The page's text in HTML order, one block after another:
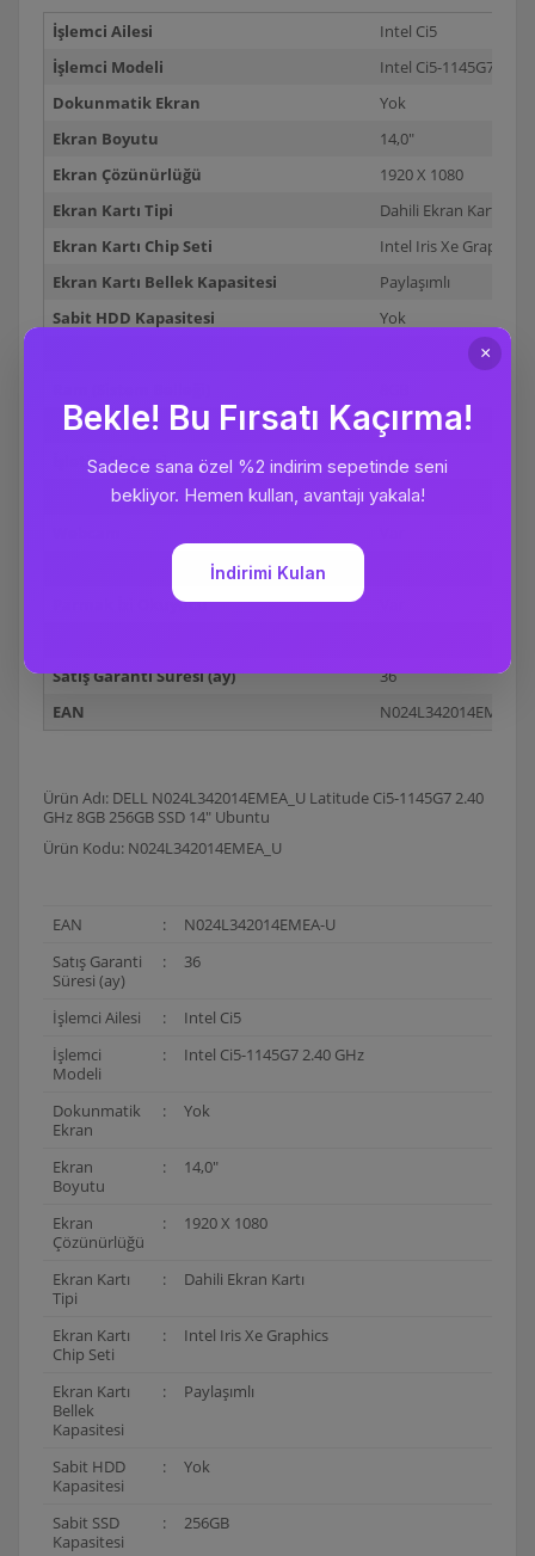
İşlemci Ailesi
Intel Ci5
İşlemci Modeli
Intel Ci5-1145G7 2.40
Dokunmatik Ekran
Yok
Ekran Boyutu
14,0"
Ekran Çözünürlüğü
1920 X 1080
Ekran Kartı Tipi
Dahili Ekran Kartı
Ekran Kartı Chip Seti
Intel Iris Xe Graphics
Ekran Kartı Bellek Kapasitesi
Paylaşımlı
Sabit HDD Kapasitesi
Yok
RAM Türü
DDR4-4267
İşletim Sistemi
Ubuntu
Bluetooth
Var
Parmak İzi Okuyucu
Satış Garanti Süresi (ay)
36
EAN
N024L342014EMEA-U
Ürün Adı: DELL N024L342014EMEA_U Latitude Ci5-1145G7 2.40
GHz 8GB 256GB SSD 14" Ubuntu
Ürün Kodu: N024L342014EMEA_U
EAN :
N024L342014EMEA-U
Satış Garanti
Süresi (ay)
: 36
İşlemci Ailesi :
Intel Ci5
İşlemci
Modeli
: Intel Ci5-1145G7 2.40 GHz
Dokunmatik
Ekran
: Yok
Ekran
Boyutu
: 14,0"
Ekran
Çözünürlüğü
: 1920 X 1080
Ekran Kartı
Tipi
: Dahili Ekran Kartı
Ekran Kartı
Chip Seti
: Intel Iris Xe Graphics
Ekran Kartı
Bellek
Kapasitesi
: Paylaşımlı
Sabit HDD
Kapasitesi
: Yok
Sabit SSD
Kapasitesi
: 256GB